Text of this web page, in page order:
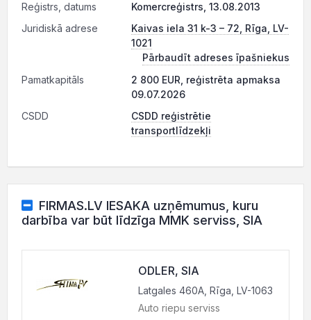
Reģistrs, datums
Komercreģistrs, 13.08.2013
Juridiskā adrese
Kaivas iela 31 k-3 – 72, Rīga, LV-
1021
Pārbaudīt adreses īpašniekus
Pamatkapitāls
2 800 EUR, reģistrēta apmaksa
09.07.2026
CSDD
CSDD reģistrētie
transportlīdzekļi
FIRMAS.LV IESAKA uzņēmumus, kuru
darbība var būt līdzīga MMK serviss, SIA
ODLER, SIA
Latgales 460A, Rīga, LV-1063
Auto riepu serviss